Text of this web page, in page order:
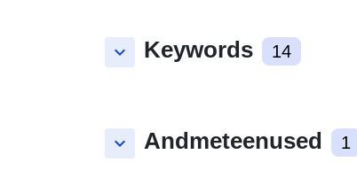
keyboard_arrow_down Keywords 14
keyboard_arrow_down Andmeteenused 1